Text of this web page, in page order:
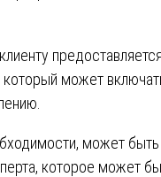
предоставляется
который может
может быть
которое может